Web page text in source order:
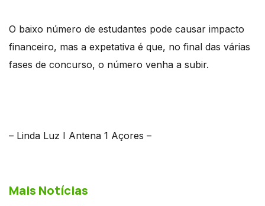
O baixo número de estudantes pode causar impacto
financeiro, mas a expetativa é que, no final das várias
fases de concurso, o número venha a subir.
– Linda Luz I Antena 1 Açores –
Mais Notícias